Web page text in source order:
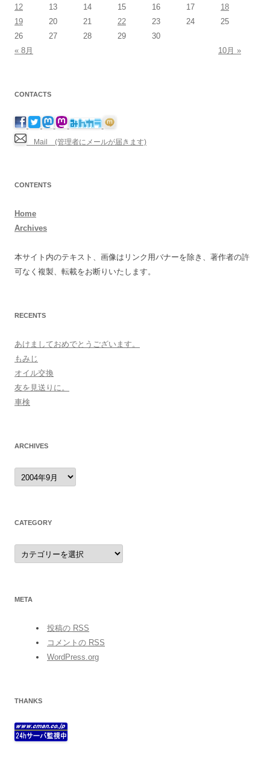
12
13 14 15 16 17
18
19
20 21 22 23 24
25
26
27 28 29
30
« 8月
10月 »
CONTACTS
Mail (管理者にメールが届きます)
CONTENTS
Home
Archives
本サイト内のテキスト、画像はリンク用バナーを除き、著作者の許
可なく複製、転載をお断りいたします。
RECENTS
あけましておめでとうございます。
もみじ
オイル交換
友を見送りに。
車検
ARCHIVES
archives
CATEGORY
category
META
投稿の RSS
コメントの RSS
WordPress.org
THANKS